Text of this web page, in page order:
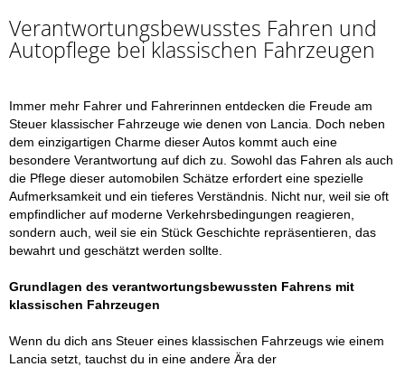
Verantwortungsbewusstes Fahren und
Autopflege bei klassischen Fahrzeugen
Immer mehr Fahrer und Fahrerinnen entdecken die Freude am
Steuer klassischer Fahrzeuge wie denen von Lancia. Doch neben
dem einzigartigen Charme dieser Autos kommt auch eine
besondere Verantwortung auf dich zu. Sowohl das Fahren als auch
die Pflege dieser automobilen Schätze erfordert eine spezielle
Aufmerksamkeit und ein tieferes Verständnis. Nicht nur, weil sie oft
empfindlicher auf moderne Verkehrsbedingungen reagieren,
sondern auch, weil sie ein Stück Geschichte repräsentieren, das
bewahrt und geschätzt werden sollte.
Grundlagen des verantwortungsbewussten Fahrens mit
klassischen Fahrzeugen
Wenn du dich ans Steuer eines klassischen Fahrzeugs wie einem
Lancia setzt, tauchst du in eine andere Ära der